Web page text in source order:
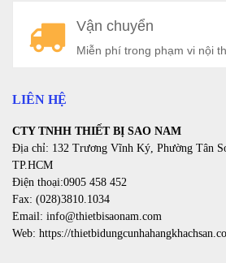
Vận chuyển
Miễn phí trong phạm vi nội
LIÊN HỆ
CTY TNHH THIẾT BỊ SAO NAM
Địa chỉ: 132 Trương Vĩnh Ký, Phường Tân
TP.HCM
Điện thoại:0905 458 452
Fax: (028)3810.1034
Email: info@thietbisaonam.com
Web: https://